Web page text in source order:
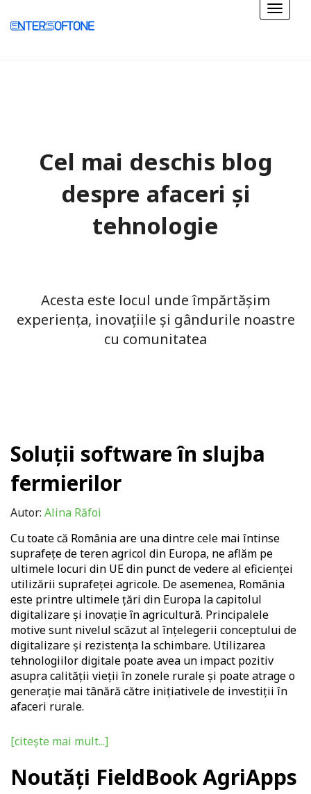
Cel mai deschis blog
despre afaceri și
tehnologie
Acesta este locul unde împărtășim
experiența, inovațiile și gândurile noastre
cu comunitatea
Soluții software în slujba
fermierilor
Autor: Alina Răfoi
Cu toate că România are una dintre cele mai întinse
suprafețe de teren agricol din Europa, ne aflăm pe
ultimele locuri din UE din punct de vedere al eficienței
utilizării suprafeței agricole. De asemenea, România
este printre ultimele țări din Europa la capitolul
digitalizare și inovație ȋn agricultură. Principalele
motive sunt nivelul scăzut al înțelegerii conceptului de
digitalizare și rezistența la schimbare. Utilizarea
tehnologiilor digitale poate avea un impact pozitiv
asupra calității vieții în zonele rurale și poate atrage o
generație mai tânără către inițiativele de investiții în
afaceri rurale.
[citește mai mult...]
Noutăți FieldBook AgriApps